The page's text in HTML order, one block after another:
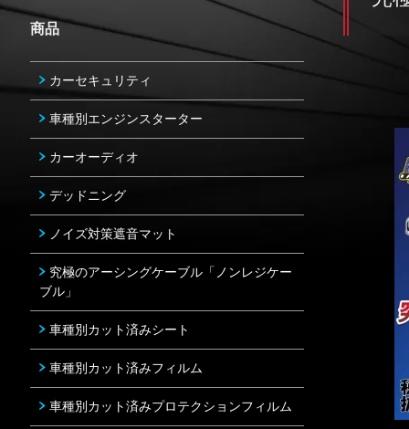
商品
カーセキュリティ
車種別エンジンスターター
カーオーディオ
デッドニング
ノイズ対策遮音マット
究極のアーシングケーブル「ノンレジケー
ブル」
車種別カット済みシート
車種別カット済みフィルム
車種別カット済みプロテクションフィルム